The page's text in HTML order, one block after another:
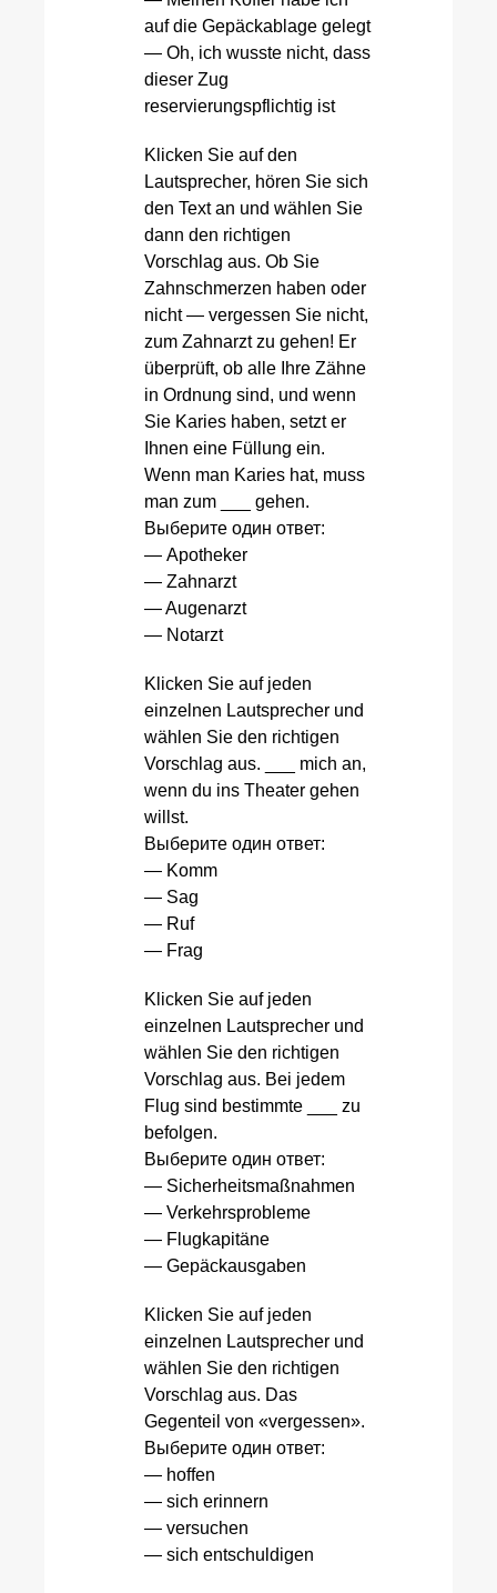
auf die Gepäckablage gelegt
— Oh, ich wusste nicht, dass
dieser Zug
reservierungspflichtig ist
Klicken Sie auf den
Lautsprecher, hören Sie sich
den Text an und wählen Sie
dann den richtigen
Vorschlag aus. Ob Sie
Zahnschmerzen haben oder
nicht — vergessen Sie nicht,
zum Zahnarzt zu gehen! Er
überprüft, ob alle Ihre Zähne
in Ordnung sind, und wenn
Sie Karies haben, setzt er
Ihnen eine Füllung ein.
Wenn man Karies hat, muss
man zum ___ gehen.
Выберите один ответ:
— Apotheker
— Zahnarzt
— Augenarzt
— Notarzt
Klicken Sie auf jeden
einzelnen Lautsprecher und
wählen Sie den richtigen
Vorschlag aus. ___ mich an,
wenn du ins Theater gehen
willst.
Выберите один ответ:
— Komm
— Sag
— Ruf
— Frag
Klicken Sie auf jeden
einzelnen Lautsprecher und
wählen Sie den richtigen
Vorschlag aus. Bei jedem
Flug sind bestimmte ___ zu
befolgen.
Выберите один ответ:
— Sicherheitsmaßnahmen
— Verkehrsprobleme
— Flugkapitäne
— Gepäckausgaben
Klicken Sie auf jeden
einzelnen Lautsprecher und
wählen Sie den richtigen
Vorschlag aus. Das
Gegenteil von «vergessen».
Выберите один ответ:
— hoffen
— sich erinnern
— versuchen
— sich entschuldigen